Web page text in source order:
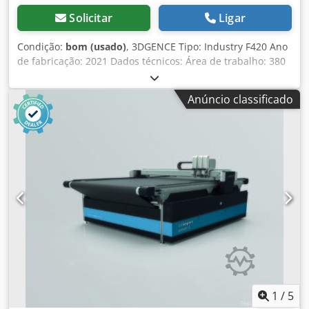
Solicitar Ligar
Condição: bom (usado), 3DGENCE Tipo: Industry F420 Ano
de fabricação: 2021 Dados técnicos: Área de trabalho: 380
× 380 × 420 mm (60.648 cm³) Dimensões externas (LxPxA):
900 mm x 950 mm x 1950 mm Sistema de impressão:
extrusora dupla equipada com sistema de limpeza
Diâmetro do filamento: 1,75 mm Material de impressão:
PLA, ABS, ASA, PA6/69, PC, filamento ULTEM™, PEEK
HIPS Compartimento do filamento: 4 lugares para
filamento com sistema de troca automática Temperatura
do cabeçote de impressão (máx.): 500°C Temperatura da
mesa de impressão (máx.): 180°C Temperatura da câmara
de trabalho (máx.): 180°C (aquecimento ativo) Temperatura
da câmara de filamento (máx.): 50°C Condição: usado
Djdpfx Aezg Tzlsldokr Inclui: (ver fotos) Peso: 350 kg
(Reservamo-nos o direito de alterações e possíveis erros
nos dados técnicos!) Para mais perguntas, estamos à
Anúncio classificado
1 / 5